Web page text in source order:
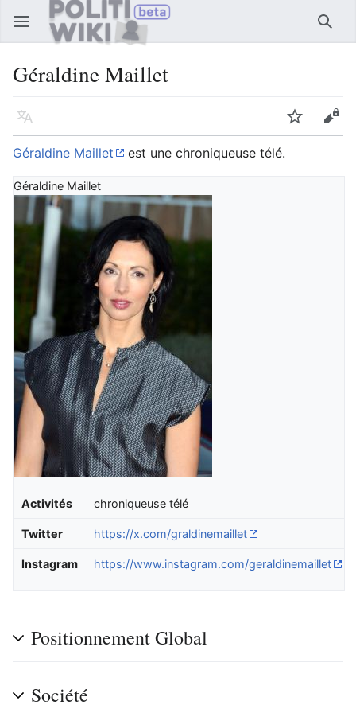
Ouvrir le menu principal
Géraldine Maillet
Langue Suivre
Géraldine Maillet
est une chroniqueuse télé.
Géraldine Maillet
Activités chroniqueuse télé
Twitter https://x.com/graldinemaillet
Instagram https://www.instagram.com/geraldinemaillet
Positionnement Global
Société